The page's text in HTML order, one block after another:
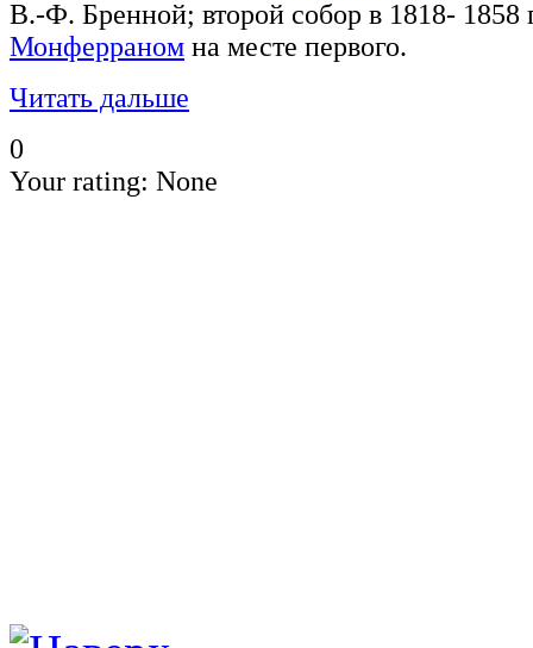
В.-Ф. Бренной; второй собор в 1818- 1858
Монферраном на месте первого.
Читать дальше
0
Your rating: None